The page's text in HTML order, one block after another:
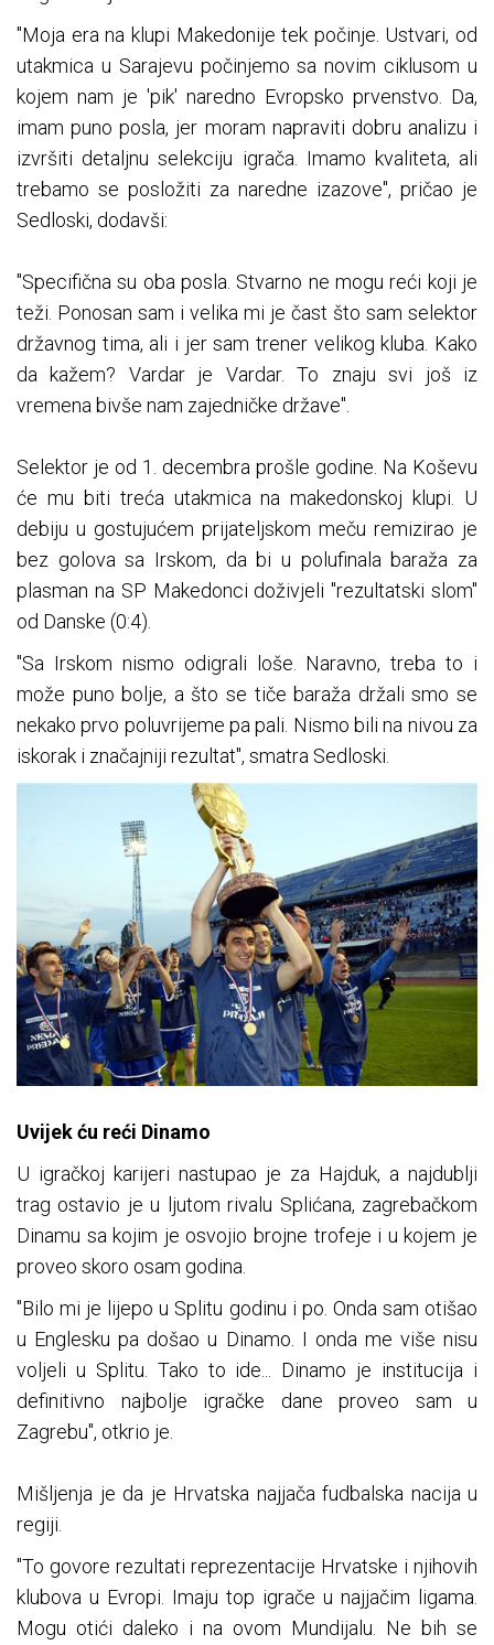
"Moja era na klupi Makedonije tek počinje. Ustvari, od
utakmica u Sarajevu počinjemo sa novim ciklusom u
kojem nam je 'pik' naredno Evropsko prvenstvo. Da,
imam puno posla, jer moram napraviti dobru analizu i
izvršiti detaljnu selekciju igrača. Imamo kvaliteta, ali
trebamo se posložiti za naredne izazove", pričao je
Sedloski, dodavši:
"Specifična su oba posla. Stvarno ne mogu reći koji je
teži. Ponosan sam i velika mi je čast što sam selektor
državnog tima, ali i jer sam trener velikog kluba. Kako
da kažem? Vardar je Vardar. To znaju svi još iz
vremena bivše nam zajedničke države".
Selektor je od 1. decembra prošle godine. Na Koševu
će mu biti treća utakmica na makedonskoj klupi. U
debiju u gostujućem prijateljskom meču remizirao je
bez golova sa Irskom, da bi u polufinala baraža za
plasman na SP Makedonci doživjeli "rezultatski slom"
od Danske (0:4).
"Sa Irskom nismo odigrali loše. Naravno, treba to i
može puno bolje, a što se tiče baraža držali smo se
nekako prvo poluvrijeme pa pali. Nismo bili na nivou za
iskorak i značajniji rezultat", smatra Sedloski.
Uvijek ću reći Dinamo
U igračkoj karijeri nastupao je za Hajduk, a najdublji
trag ostavio je u ljutom rivalu Splićana, zagrebačkom
Dinamu sa kojim je osvojio brojne trofeje i u kojem je
proveo skoro osam godina.
"Bilo mi je lijepo u Splitu godinu i po. Onda sam otišao
u Englesku pa došao u Dinamo. I onda me više nisu
voljeli u Splitu. Tako to ide... Dinamo je institucija i
definitivno najbolje igračke dane proveo sam u
Zagrebu", otkrio je.
Mišljenja je da je Hrvatska najjača fudbalska nacija u
regiji.
"To govore rezultati reprezentacije Hrvatske i njihovih
klubova u Evropi. Imaju top igrače u najjačim ligama.
Mogu otići daleko i na ovom Mundijalu. Ne bih se